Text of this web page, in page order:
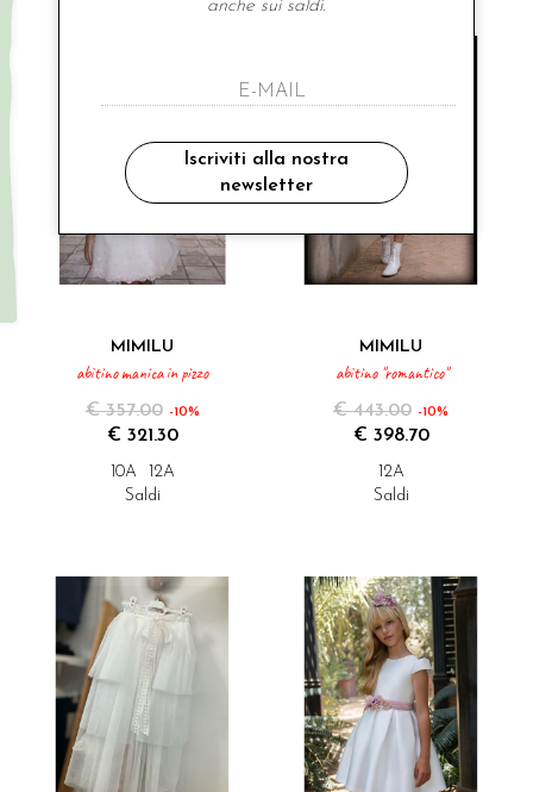
MIMILU
abitino manica in pizzo
€ 357.00 -10%
€ 321.30
10A
12A
Saldi
MIMILU
abitino "romantico"
€ 443.00 -10%
€ 398.70
12A
Saldi
anche sui saldi.
Iscriviti alla nostra
newsletter